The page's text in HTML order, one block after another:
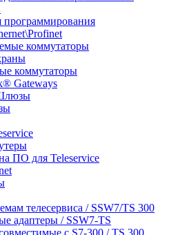
программирования
коммутаторы
коммутаторы
Gateways
ПО для Teleservice
телесервиса / SSW7/TS 300
адаптеры / SSW7-TS
с S7-300 / TS 300